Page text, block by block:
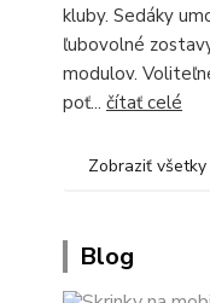
kluby. Sedáky
ľubovolné
modulov.
poť... čítať celé
Zobraziť
Blog